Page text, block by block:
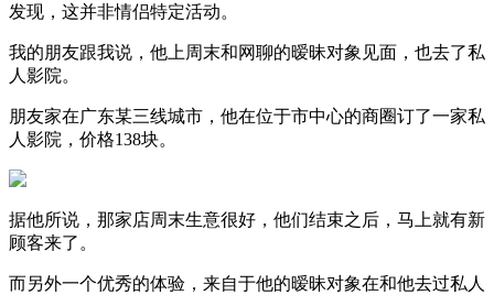
发现，这并非情侣特定活动。
我的朋友跟我说，他上周末和网聊的暧昧对象见面，也去了私
人影院。
朋友家在广东某三线城市，他在位于市中心的商圈订了一家私
人影院，价格138块。
据他所说，那家店周末生意很好，他们结束之后，马上就有新
顾客来了。
而另外一个优秀的体验，来自于他的暧昧对象在和他去过私人